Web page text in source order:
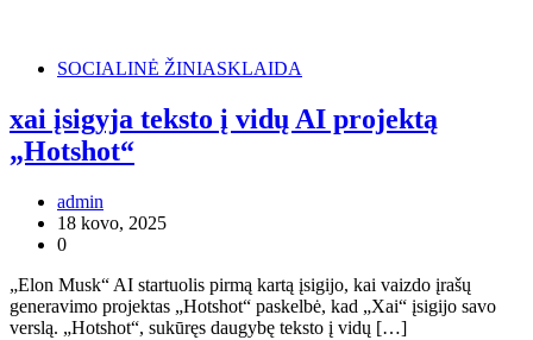
SOCIALINĖ ŽINIASKLAIDA
xai įsigyja teksto į vidų AI projektą
„Hotshot“
admin
18 kovo, 2025
0
„Elon Musk“ AI startuolis pirmą kartą įsigijo, kai vaizdo įrašų
generavimo projektas „Hotshot“ paskelbė, kad „Xai“ įsigijo savo
verslą. „Hotshot“, sukūręs daugybę teksto į vidų […]